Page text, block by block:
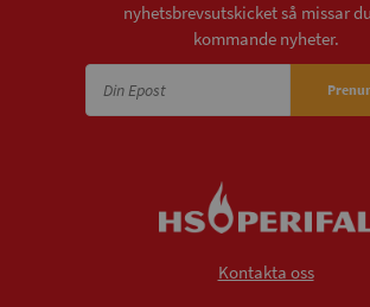
nyhetsbrevsutskicket så missar
kommande nyheter.
Kontakta oss